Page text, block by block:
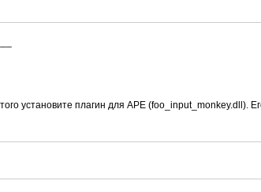
установите плагин для APE (foo_input_monkey.dll).